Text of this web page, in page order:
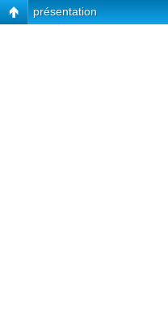
présentation